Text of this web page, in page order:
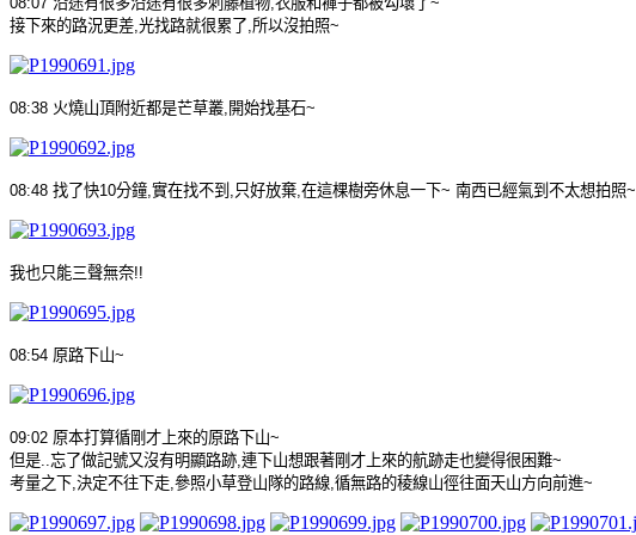
接下來的路況更差 光找路就很累了 所以沒拍照~
08:38 火燒山頂附近都是芒草叢 開始找基石~
08:48 找了快10分鐘 實在找不到 只好放棄 在這棵樹旁休息一下~ 南西已經氣到不太想拍照~
我也只能三聲無奈!!
08:54 原路下山~
09:02 原本打算循剛才上來的原路下山~
但是 忘了做記號又沒有明顯路跡 連下山想跟著剛才上來的航跡走也變得很困難~
考量之下 決定不往下走 參照小草登山隊的路線 循無路的稜線山徑往面天山方向前進~